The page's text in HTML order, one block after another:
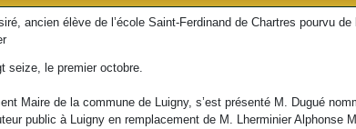
ancien élève de l’école Saint-Ferdinand de Chartres pourvu
seize, le premier octobre.
Maire de la commune de Luigny, s’est présenté M. Dugué
public à Luigny en remplacement de M. Lherminier Alphonse